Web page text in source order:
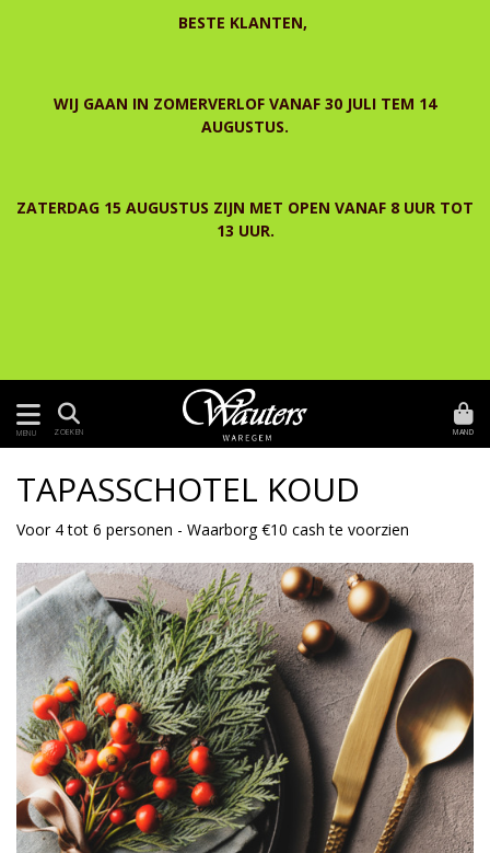
BESTE KLANTEN,
WIJ GAAN IN ZOMERVERLOF VANAF 30 JULI TEM 14
AUGUSTUS.
ZATERDAG 15 AUGUSTUS ZIJN MET OPEN VANAF 8 UUR TOT
13 UUR.
MENU ZOEKEN MAND
TAPASSCHOTEL KOUD
Voor 4 tot 6 personen - Waarborg €10 cash te voorzien